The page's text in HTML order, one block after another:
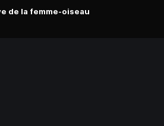
de la femme-oiseau